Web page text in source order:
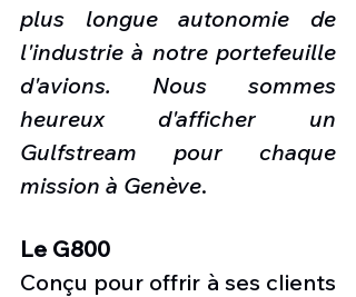
plus longue autonomie de
l'industrie à notre portefeuille
d'avions. Nous sommes
heureux d'afficher un
Gulfstream pour chaque
mission à Genève.
Le G800
Conçu pour offrir à ses clients